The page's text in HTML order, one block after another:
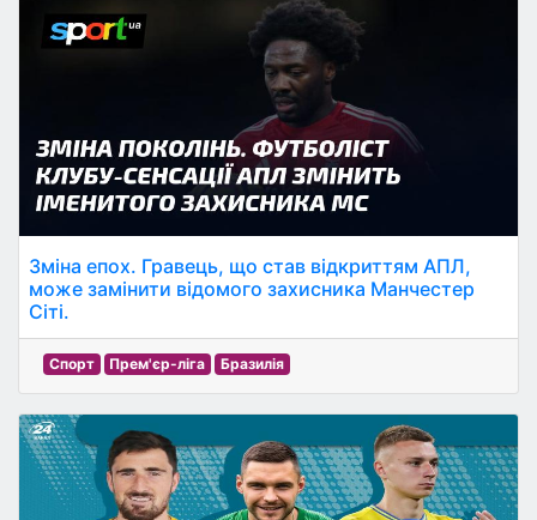
Зміна епох. Гравець, що став відкриттям АПЛ,
може замінити відомого захисника Манчестер
Сіті.
Спорт Прем'єр-ліга Бразилія